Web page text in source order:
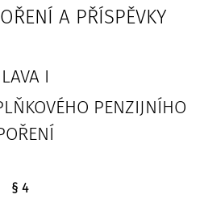
A PŘÍSPĚVKY
I
PENZIJNÍHO
§ 4